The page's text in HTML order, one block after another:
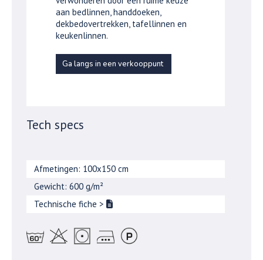
aan bedlinnen, handdoeken,
dekbedovertrekken, tafellinnen en
keukenlinnen.
Ga langs in een verkooppunt
Tech specs
Afmetingen: 100x150 cm
Gewicht: 600 g/m²
Technische fiche >